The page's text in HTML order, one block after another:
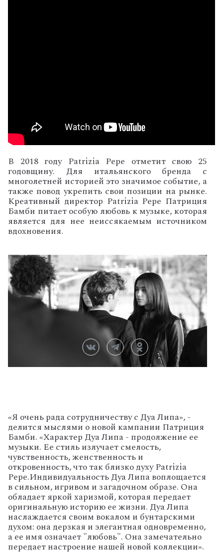
В 2018 году Patrizia Pepe отметит свою 25
годовщину. Для итальянского бренда с
многолетней историей это значимое событие, а
также повод укрепить свои позиции на рынке.
Креативный директор Patrizia Pepe Патриция
Бамби питает особую любовь к музыке, которая
является для нее неиссякаемым источником
вдохновения.
«Я очень рада сотрудничеству с Дуа Липа», -
делится мыслями о новой кампании Патриция
Бамби. «Характер Дуа Липа - продолжение ее
музыки. Ее стиль излучает смелость,
чувственность, женственность и
откровенность, что так близко духу Patrizia
Pepe.Индивидуальность Дуа Липа воплощается
в сильном, игривом и загадочном образе. Она
обладает яркой харизмой, которая передает
оригинальную историю ее жизни. Дуа Липа
наслаждается своим вокалом и бунтарскими
духом: она дерзкая и элегантная одновременно,
а ее имя означает "любовь". Она замечательно
передает настроение нашей новой коллекции».